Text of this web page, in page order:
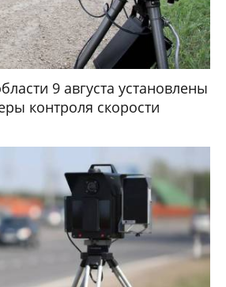
9 августа установлены
контроля скорости